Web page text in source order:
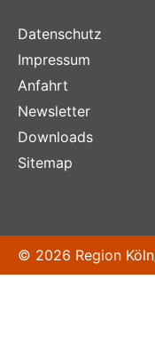
Datenschutz
Impressum
Anfahrt
Newsletter
Downloads
Sitemap
© 2026 Region